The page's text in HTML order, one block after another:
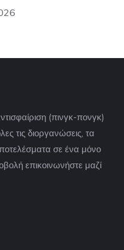
(πινγκ-πονγκ)
τις διοργανώσεις, τα
σε ένα μόνο
επικοινωνήστε μαζί